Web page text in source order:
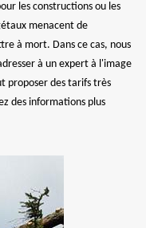
les constructions ou les
menacent de
à mort. Dans ce cas, nous
à un expert à l'image
proposer des tarifs très
des informations plus